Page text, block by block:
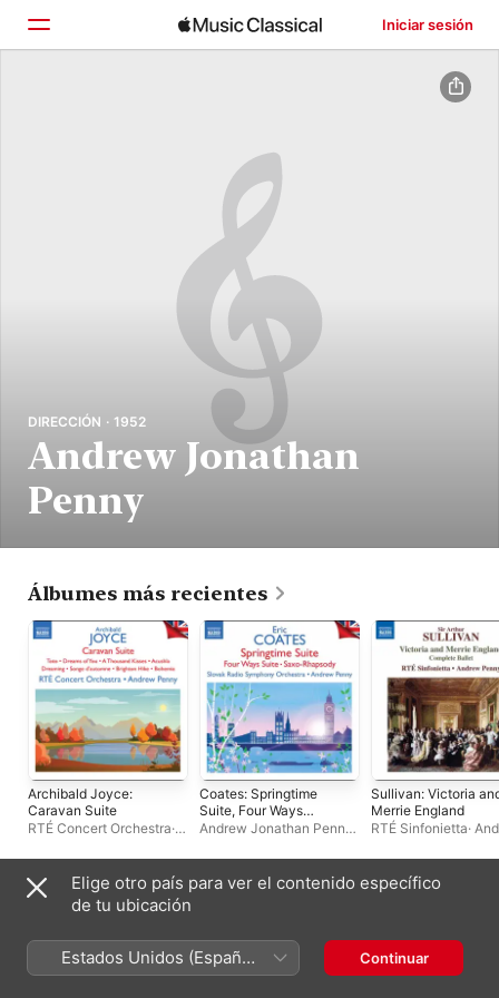
Iniciar sesión
DIRECCIÓN · 1952
Andrew Jonathan
Penny
Álbumes más recientes
Archibald Joyce:
Caravan Suite
RTÉ Concert Orchestra·
Coates: Springtime
Suite, Four Ways
Suite, Saxo-Rhapsody
Andrew Jonathan Penny·
Orchestra·Kenneth Edge
Sullivan: Victoria
Merrie England
RTÉ Sinfonietta·
Recopilaciones
Elige otro país para ver el contenido específico
de tu ubicación
Estados Unidos (Español
México)
Continuar